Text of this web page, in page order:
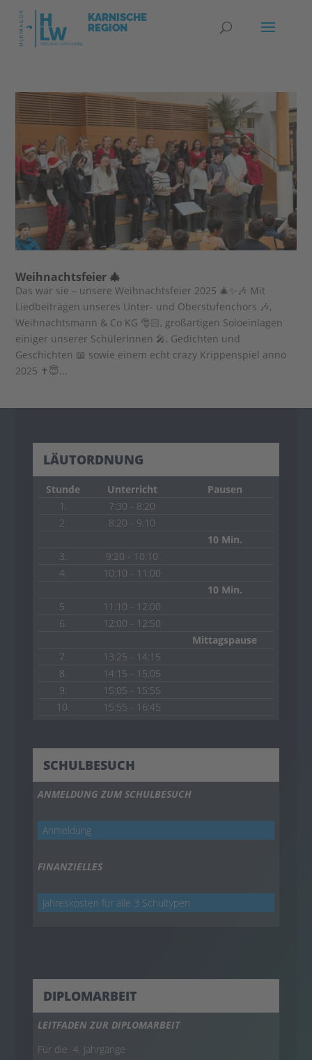
Weihnachtsfeier 🎄
Das war sie – unsere Weihnachtsfeier 2025 🎄✨🎶 Mit
Liedbeiträgen unseres Unter- und Oberstufenchors 🎶,
Weihnachtsmann & Co KG 🎅🏻, großartigen Soloeinlagen
einiger unserer SchülerInnen 🎤, Gedichten und
Geschichten 📖 sowie einem echt crazy Krippenspiel anno
2025 ✝️😇...
LÄUTORDNUNG
Stunde Unterricht
Pausen
1.
7:30 - 8:20
2.
8:20 - 9:10
10 Min.
3.
9:20 - 10:10
4.
10:10 - 11:00
10 Min.
5.
11:10 - 12:00
6.
12:00 - 12:50
Mittagspause
7.
13:25 - 14:15
8.
14:15 - 15:05
9.
15:05 - 15:55
10.
15:55 - 16:45
SCHULBESUCH
ANMELDUNG ZUM SCHULBESUCH
Anmeldung
FINANZIELLES
Jahreskosten für alle 3 Schultypen
DIPLOMARBEIT
LEITFADEN ZUR DIPLOMARBEIT
Für die 4. Jahrgänge